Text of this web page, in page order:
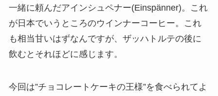
一緒に頼んだアインシュペナー(Einspänner)。これ
が日本でいうところのウインナーコーヒー。これ
も相当甘いはずなんですが、ザッハトルテの後に
飲むとそれほどに感じます。
今回は”チョコレートケーキの王様”を食べられてよ